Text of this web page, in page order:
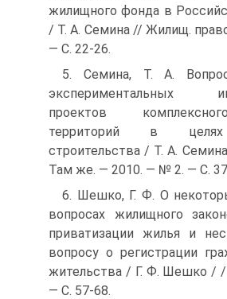
жилищного фонда в
/ Т. А. Семина // Жилищ.
— С. 22-26.
5. Семина, Т. А.
экспериментальных
проектов
территорий в
строительства / Т. А.
Там же. — 2010. — № 2. — С.
6. Шешко, Г. Ф. О
вопросах жилищного
приватизации жилья и
вопросу о регистрации
жительства / Г. Ф. Шешко /
— С. 57-68.